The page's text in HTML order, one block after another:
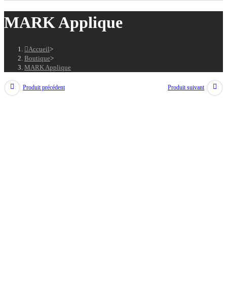
MARK Applique
Accueil>
Boutique>
MARK Applique
Produit précédent Produit suivant